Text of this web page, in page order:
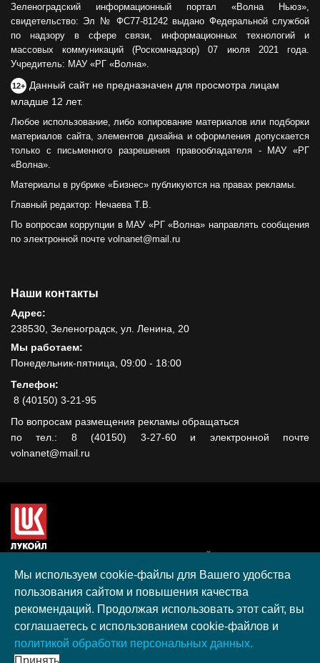
Зеленоградский информационный портал «Волна Ньюз»,
свидетельство: Эл № ФС77-81242 выдано Федеральной службой
по надзору в сфере связи, информационных технологий и
массовых коммуникаций (Роскомнадзор) 07 июля 2021 года.
Учредитель: МАУ «РГ «Волна».
12+ Данный сайт не предназначен для просмотра лицам
младше 12 лет.
Любое использование, либо копирование материалов или подборки
материалов сайта, элементов дизайна и оформления допускается
только с письменного разрешения правообладателя - МАУ «РГ
«Волна».
Материалы в рубрике «Бизнес» публикуются на правах рекламы.
Главный редактор: Нечаева Т.В.
По вопросам коррупции в МАУ «РГ «Волна» направлять сообщения
по электронной почте volnanet@mail.ru
Наши контакты
Адрес:
238530, Зеленоградск, ул. Ленина, 20
Мы работаем:
Понедельник-пятница, 09:00 - 18:00
Телефон:
8 (40150) 3-21-95
По вопросам размещения рекламы обращаться
по тел.: 8 (40150) 3-27-60 и электронной почте
volnanet@mail.ru
гранта, полученного в рамках XIII Конкурса социальных и
культурных проектов ПАО "ЛУКОЙЛ" на территории
Калининградской области в 2020 году
Согласие на обработку персональных данных
Разработка, поддержка и продвижение S-Media group
© 2026 МАУ «Редакция общественно-политической газеты
Мы используем cookie-файлы для Вашего удобства
пользования сайтом и повышения качества
рекомендаций. Продолжая использовать этот сайт, вы
соглашаетесь с использованием cookie-файлов и
политикой обработки персональных данных.
Принять